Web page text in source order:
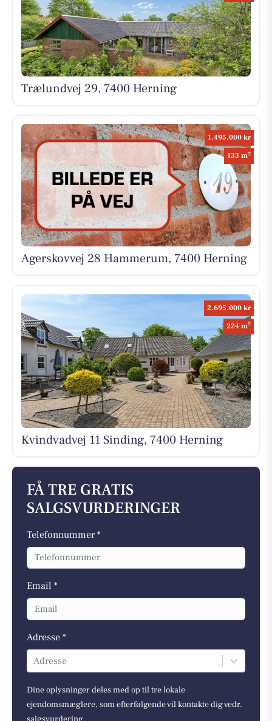
Trælundvej 29, 7400 Herning
1.495.000 kr
133 m2
Agerskovvej 28 Hammerum, 7400 Herning
2.695.000 kr
224 m2
Kvindvadvej 11 Sinding, 7400 Herning
FÅ TRE GRATIS
SALGSVURDERINGER
Telefonnummer *
Email *
Adresse *
Adresse
Dine oplysninger deles med op til tre lokale
ejendomsmæglere, som efterfølgende vil kontakte dig vedr.